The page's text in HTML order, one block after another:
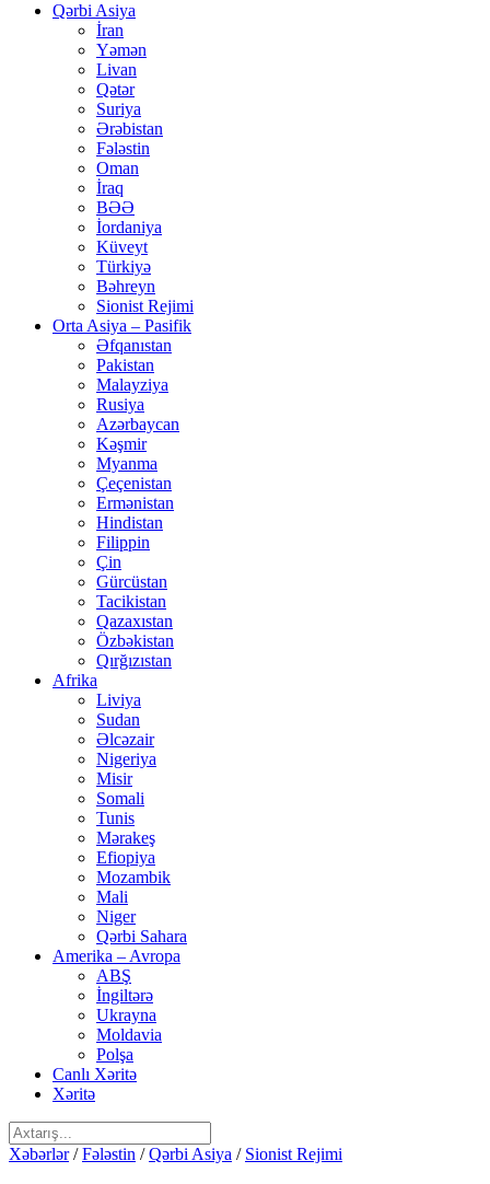
Qərbi Asiya
İran
Yəmən
Livan
Qətər
Suriya
Ərəbistan
Fələstin
Oman
İraq
BƏƏ
İordaniya
Küveyt
Türkiyə
Bəhreyn
Sionist Rejimi
Orta Asiya – Pasifik
Əfqanıstan
Pakistan
Malayziya
Rusiya
Azərbaycan
Kəşmir
Myanma
Çeçenistan
Ermənistan
Hindistan
Filippin
Çin
Gürcüstan
Tacikistan
Qazaxıstan
Özbəkistan
Qırğızıstan
Afrika
Liviya
Sudan
Əlcəzair
Nigeriya
Misir
Somali
Tunis
Mərakeş
Efiopiya
Mozambik
Mali
Niger
Qərbi Sahara
Amerika – Avropa
ABŞ
İngiltərə
Ukrayna
Moldavia
Polşa
Canlı Xəritə
Xəritə
Xəbərlər/Fələstin /Qərbi Asiya / Sionist Rejimi